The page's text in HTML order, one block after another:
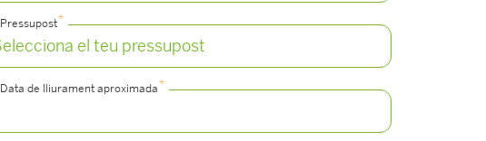
Pressupost*
Data de lliurament aproximada*